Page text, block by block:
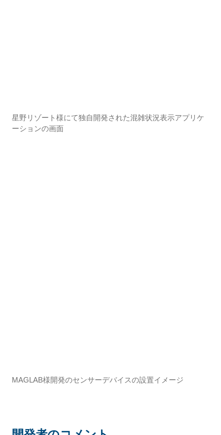
星野リゾート様にて独自開発された混雑状況表示アプリケ
ーションの画面
MAGLAB様開発のセンサーデバイスの設置イメージ